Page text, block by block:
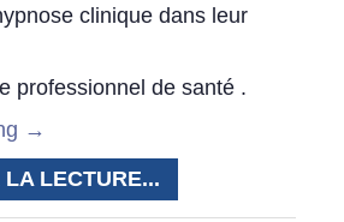
clinique dans leur
professionnel de santé .
→
LECTURE...